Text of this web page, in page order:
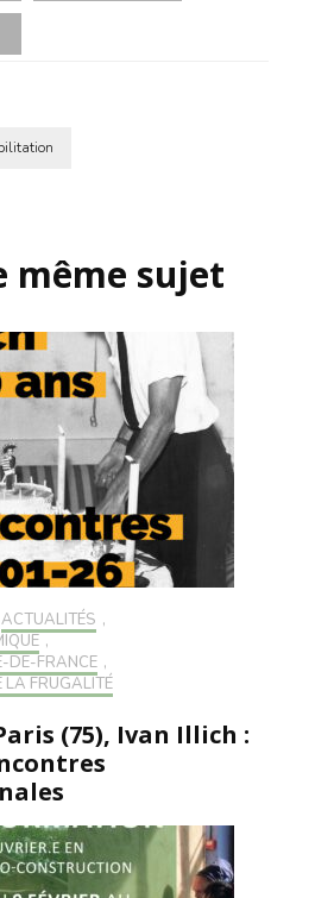
même sujet
ACTUALITÉS ,
,
DE-FRANCE ,
LA FRUGALITÉ
(75), Ivan Illich :